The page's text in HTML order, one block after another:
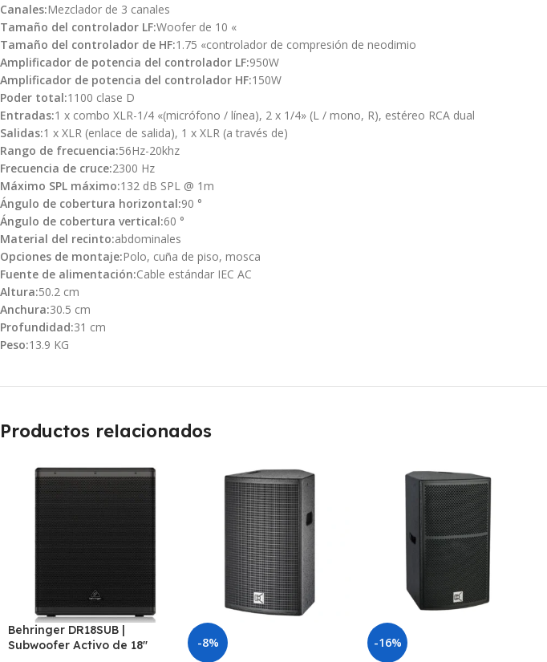
Canales:Mezclador de 3 canales
Tamaño del controlador LF:Woofer de 10 «
Tamaño del controlador de HF:1.75 «controlador de compresión de neodimio
Amplificador de potencia del controlador LF:950W
Amplificador de potencia del controlador HF:150W
Poder total:1100 clase D
Entradas:1 x combo XLR-1/4 «(micrófono / línea), 2 x 1/4» (L / mono, R), estéreo RCA dual
Salidas:1 x XLR (enlace de salida), 1 x XLR (a través de)
Rango de frecuencia:56Hz-20khz
Frecuencia de cruce:2300 Hz
Máximo SPL máximo:132 dB SPL @ 1m
Ángulo de cobertura horizontal:90 °
Ángulo de cobertura vertical:60 °
Material del recinto:abdominales
Opciones de montaje:Polo, cuña de piso, mosca
Fuente de alimentación:Cable estándar IEC AC
Altura:50.2 cm
Anchura:30.5 cm
Profundidad:31 cm
Peso:13.9 KG
Productos relacionados
Behringer DR18SUB |
Subwoofer Activo de 18″
-8% -16%